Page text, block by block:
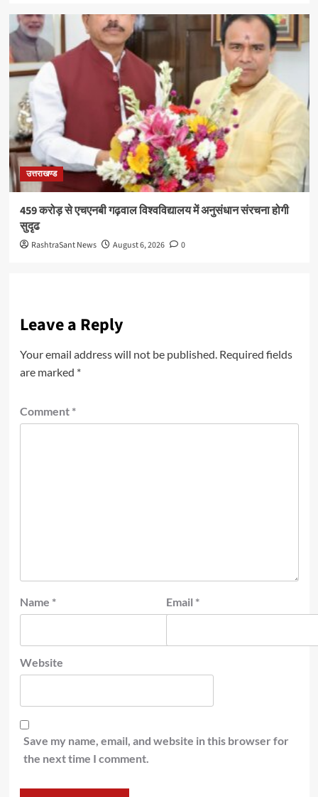
उत्तराखण्ड
459 करोड़ से एचएनबी गढ़वाल विश्वविद्यालय में अनुसंधान संरचना होगी
सुदृढ
RashtraSant News August 6, 2026 0
Leave a Reply
Your email address will not be published. Required fields
are marked *
Comment *
Name * Email *
Website
Save my name, email, and website in this browser for
the next time I comment.